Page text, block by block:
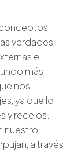
conceptos
verdades,
e
más
nos
ya que lo
y recelos.
nuestro
a través